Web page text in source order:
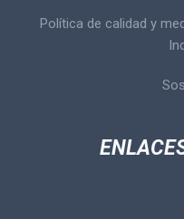
Política de calidad y